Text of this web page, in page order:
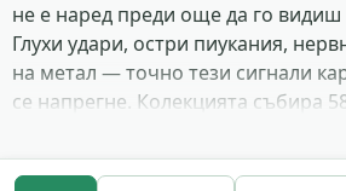
не е наред преди още да го видиш
Глухи удари, остри пиукания,
на метал — точно тези сигнали
се напрегне. Колекцията събира
трилъри, хорър сцени и